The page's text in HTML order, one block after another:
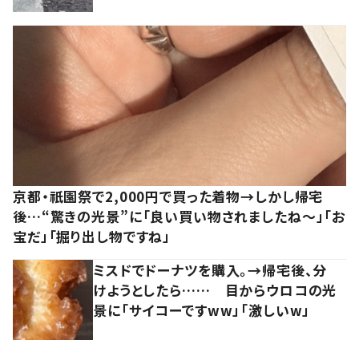
京都・祇園祭で2,000円で買った着物→しかし帰宅
後…“驚きの光景”に「良い買い物されましたね～」「お
宝だ」「掘り出し物ですね」
ミスドでドーナツを購入。→帰宅後、分
けようとしたら…… 目からウロコの光
景に「サイコーですww」「激しいw」